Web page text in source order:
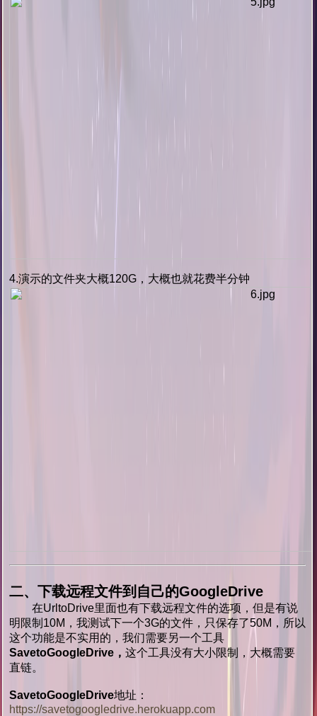
4.演示的文件夹大概120G，大概也就花费半分钟
二、下载远程文件到自己的GoogleDrive
在UrltoDrive里面也有下载远程文件的选项，但是有说
明限制10M，我测试下一个3G的文件，只保存了50M，所以
这个功能是不实用的，我们需要另一个工具
SavetoGoogleDrive， 这个工具没有大小限制，大概需要
直链。
SavetoGoogleDrive地址：
https://savetogoogledrive.herokuapp.com